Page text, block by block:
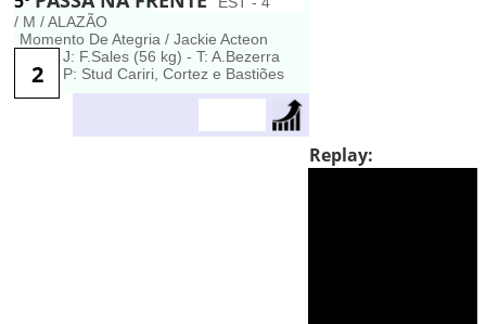
/ M / ALAZÃO
Momento De Ategria / Jackie Acteon
2
J: F.Sales (56 kg) - T: A.Bezerra
P: Stud Cariri, Cortez e Bastiões
Replay: